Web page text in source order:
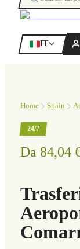
IT
Home Spain
24/7
Da 84,04